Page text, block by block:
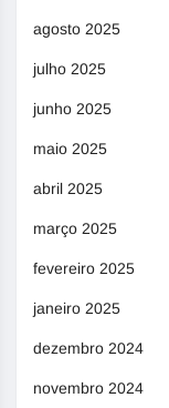
agosto 2025
julho 2025
junho 2025
maio 2025
abril 2025
março 2025
fevereiro 2025
janeiro 2025
dezembro 2024
novembro 2024